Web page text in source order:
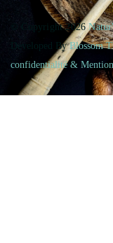
© Copyright 2026
Developed ByBlossom
confidentialité &